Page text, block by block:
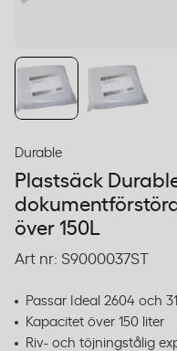
Durable
Plastsäck
över 150L
Art nr: S9000037ST
Passar Ideal 2604 och
Kapacitet över 150 liter
Riv- och töjningstålig